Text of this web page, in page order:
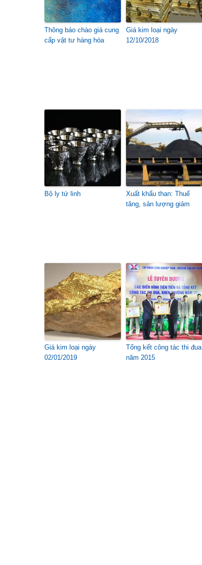
Thông báo chào giá cung
cấp vật tư hàng hóa
Giá kim loại ngày
12/10/2018
Bộ ly tứ linh
Xuất khẩu than: Thuế
tăng, sản lượng giảm
Giá kim loại ngày
02/01/2019
Tổng kết công tác thi đua
năm 2015